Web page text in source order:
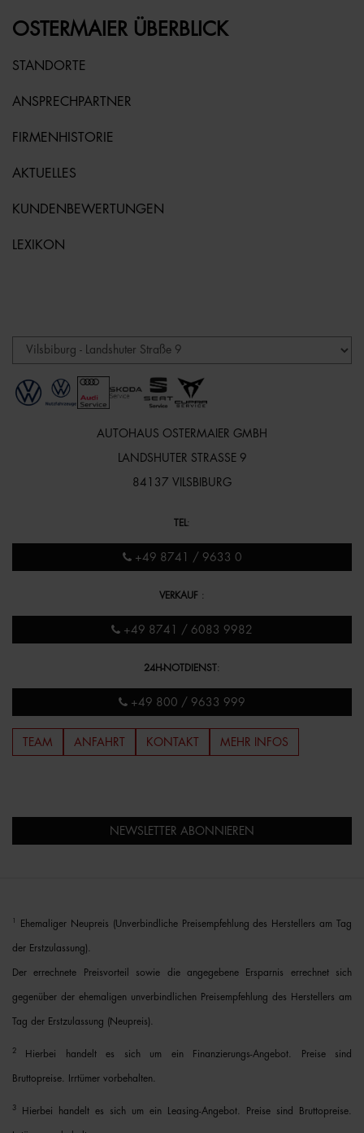
OSTERMAIER ÜBERBLICK
STANDORTE
ANSPRECHPARTNER
FIRMENHISTORIE
AKTUELLES
KUNDENBEWERTUNGEN
LEXIKON
AUTOHAUS OSTERMAIER GMBH
LANDSHUTER STRASSE 9
84137 VILSBIBURG
TEL :
+49 8741 / 9633 0
VERKAUF :
+49 8741 / 6083 9982
24H-NOTDIENST:
+49 800 / 9633 999
TEAM ANFAHRT KONTAKT MEHR INFOS
NEWSLETTER ABONNIEREN
Ehemaliger Neupreis (Unverbindliche Preisempfehlung des Herstellers am Tag
der Erstzulassung).
Der errechnete Preisvorteil sowie die angegebene Ersparnis errechnet sich
gegenüber der ehemaligen unverbindlichen Preisempfehlung des Herstellers am
Tag der Erstzulassung (Neupreis).
2 Hierbei handelt es sich um ein Finanzierungs-Angebot. Preise sind
Bruttopreise. Irrtümer vorbehalten.
3 Hierbei handelt es sich um ein Leasing-Angebot. Preise sind Bruttopreise.